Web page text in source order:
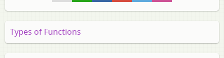
Types of Functions